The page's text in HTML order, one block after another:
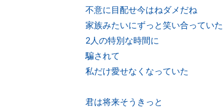
不意に目配せ今はねダメだね
家族みたいにずっと笑い合ってい
2人の特別な時間に
騙されて
私だけ愛せなくなっていた
君は将来そうきっと